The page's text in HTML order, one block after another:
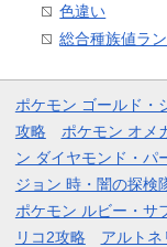
色違い
総合種族値ラ
ポケモン ゴールド・
攻略
ポケモン オメ
ン ダイヤモンド・パ
ジョン 時・闇の探検
ポケモン ルビー・サ
リコ2攻略
アルトネ